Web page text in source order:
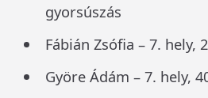
gyorsúszás
Fábián Zsófia – 7. hely,
Györe Ádám – 7. hely,